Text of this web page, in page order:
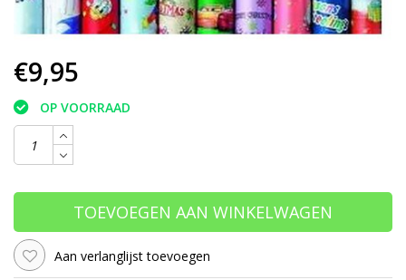
€9,95
OP VOORRAAD
TOEVOEGEN AAN WINKELWAGEN
Aan verlanglijst toevoegen